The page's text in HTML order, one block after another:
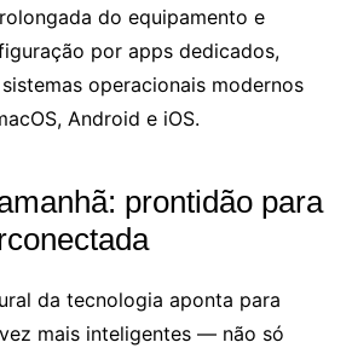
do equipamento e
por apps dedicados,
operacionais modernos
Android e iOS.
prontidão para
da tecnologia aponta para
mais inteligentes — não só